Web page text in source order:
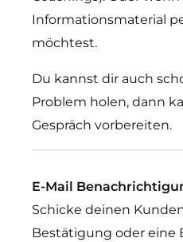
Informationsmaterial
möchtest.
Du kannst dir auch
Problem holen, dann
Gespräch vorbereiten.
E-Mail
Schicke deinen
Bestätigung oder eine